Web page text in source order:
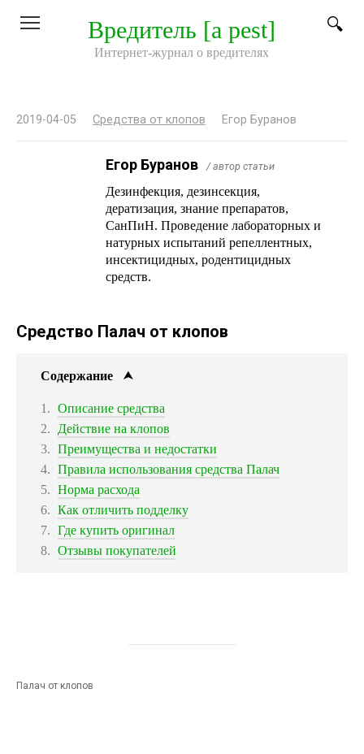
Вредитель [a pest]
Интернет-журнал о вредителях
2019-04-05 Средства от клопов Егор Буранов
Егор Буранов / автор статьи
Дезинфекция, дезинсекция,
дератизация, знание препаратов,
СанПиН. Проведение лабораторных и
натурных испытаний репеллентных,
инсектицидных, родентицидных
средств.
Средство Палач от клопов
Содержание
Описание средства
Действие на клопов
Преимущества и недостатки
Правила использования средства Палач
Норма расхода
Как отличить подделку
Где купить оригинал
Отзывы покупателей
Палач от клопов